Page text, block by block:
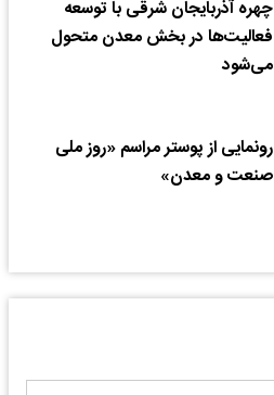
چهره آذربایجان شرقی با توسعه
فعالیت‌ها در بخش معدن متحول
می‌شود
رونمایی از پوستر مراسم «روز ملی
صنعت و معدن»